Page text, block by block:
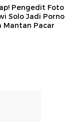
Pengedit Foto
Solo Jadi Porno
Mantan Pacar